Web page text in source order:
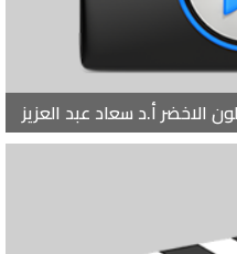
الاخضر أ.د سعاد عبد العزيز